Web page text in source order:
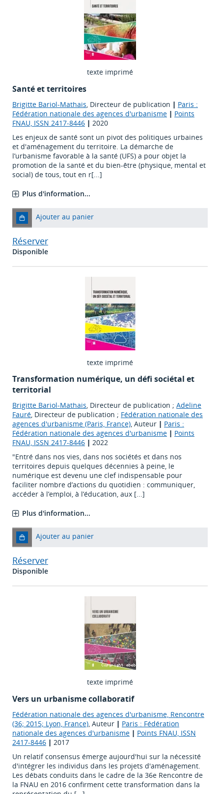
texte imprimé
Santé et territoires
Brigitte Bariol-Mathais, Directeur de publication | Paris :
Fédération nationale des agences d'urbanisme | Points
FNAU, ISSN 2417-8446 | 2020
Les enjeux de santé sont un pivot des politiques urbaines
et d'aménagement du territoire. La démarche de
l’urbanisme favorable à la santé (UFS) a pour objet la
promotion de la santé et du bien-être (physique, mental et
social) de tous, tout en r[...]
Plus d'information...
Ajouter au panier
Réserver
Disponible
texte imprimé
Transformation numérique, un défi sociétal et
territorial
Brigitte Bariol-Mathais, Directeur de publication ; Adeline
Fauré, Directeur de publication ; Fédération nationale des
agences d'urbanisme (Paris, France), Auteur | Paris :
Fédération nationale des agences d'urbanisme | Points
FNAU, ISSN 2417-8446 | 2022
"Entré dans nos vies, dans nos sociétés et dans nos
territoires depuis quelques décennies à peine, le
numérique est devenu une clef indispensable pour
faciliter nombre d’actions du quotidien : communiquer,
accéder à l’emploi, à l’éducation, aux [...]
Plus d'information...
Ajouter au panier
Réserver
Disponible
texte imprimé
Vers un urbanisme collaboratif
Fédération nationale des agences d'urbanisme, Rencontre
(36; 2015; Lyon, France), Auteur | Paris : Fédération
nationale des agences d'urbanisme | Points FNAU, ISSN
2417-8446 | 2017
Un relatif consensus émerge aujourd'hui sur la nécessité
d'intégrer les individus dans les projets d'aménagement.
Les débats conduits dans le cadre de la 36e Rencontre de
la FNAU en 2016 confirment cette transformation dans la